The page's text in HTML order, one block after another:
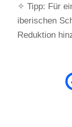
✧ Tipp: Für
iberischen
Reduktion